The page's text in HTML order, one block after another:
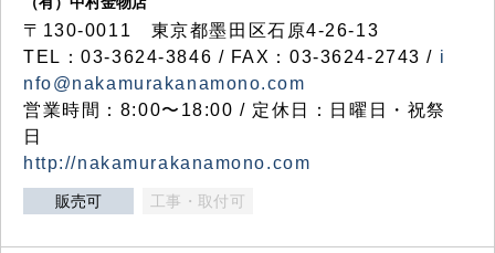
〒130-0011 東京都墨田区石原4-26-13
TEL：03-3624-3846 / FAX：03-3624-2743 / i
nfo@nakamurakanamono.com
営業時間：8:00〜18:00 / 定休日：日曜日・祝祭
日
http://nakamurakanamono.com
販売可 工事・取付可